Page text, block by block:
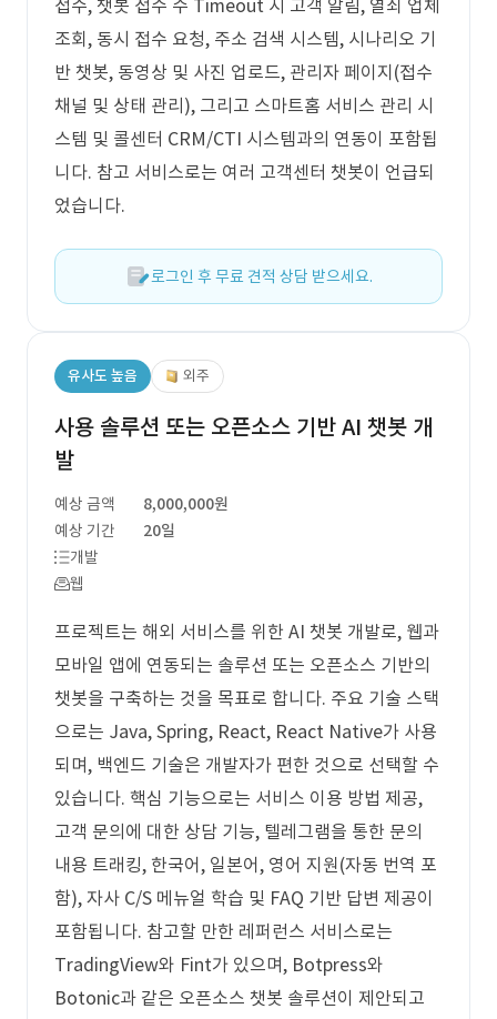
접수, 챗봇 접수 수 Timeout 시 고객 알림, 열쇠 업체
조회, 동시 접수 요청, 주소 검색 시스템, 시나리오 기
반 챗봇, 동영상 및 사진 업로드, 관리자 페이지(접수
채널 및 상태 관리), 그리고 스마트홈 서비스 관리 시
스템 및 콜센터 CRM/CTI 시스템과의 연동이 포함됩
니다. 참고 서비스로는 여러 고객센터 챗봇이 언급되
었습니다.
로그인 후 무료 견적 상담 받으세요.
유사도 높음 외주
사용 솔루션 또는 오픈소스 기반 AI 챗봇 개
발
예상 금액
8,000,000원
예상 기간
20일
개발
웹
프로젝트는 해외 서비스를 위한 AI 챗봇 개발로, 웹과
모바일 앱에 연동되는 솔루션 또는 오픈소스 기반의
챗봇을 구축하는 것을 목표로 합니다. 주요 기술 스택
으로는 Java, Spring, React, React Native가 사용
되며, 백엔드 기술은 개발자가 편한 것으로 선택할 수
있습니다. 핵심 기능으로는 서비스 이용 방법 제공,
고객 문의에 대한 상담 기능, 텔레그램을 통한 문의
내용 트래킹, 한국어, 일본어, 영어 지원(자동 번역 포
함), 자사 C/S 메뉴얼 학습 및 FAQ 기반 답변 제공이
포함됩니다. 참고할 만한 레퍼런스 서비스로는
TradingView와 Fint가 있으며, Botpress와
Botonic과 같은 오픈소스 챗봇 솔루션이 제안되고